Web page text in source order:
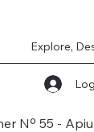
Explore,
Nº 55 -